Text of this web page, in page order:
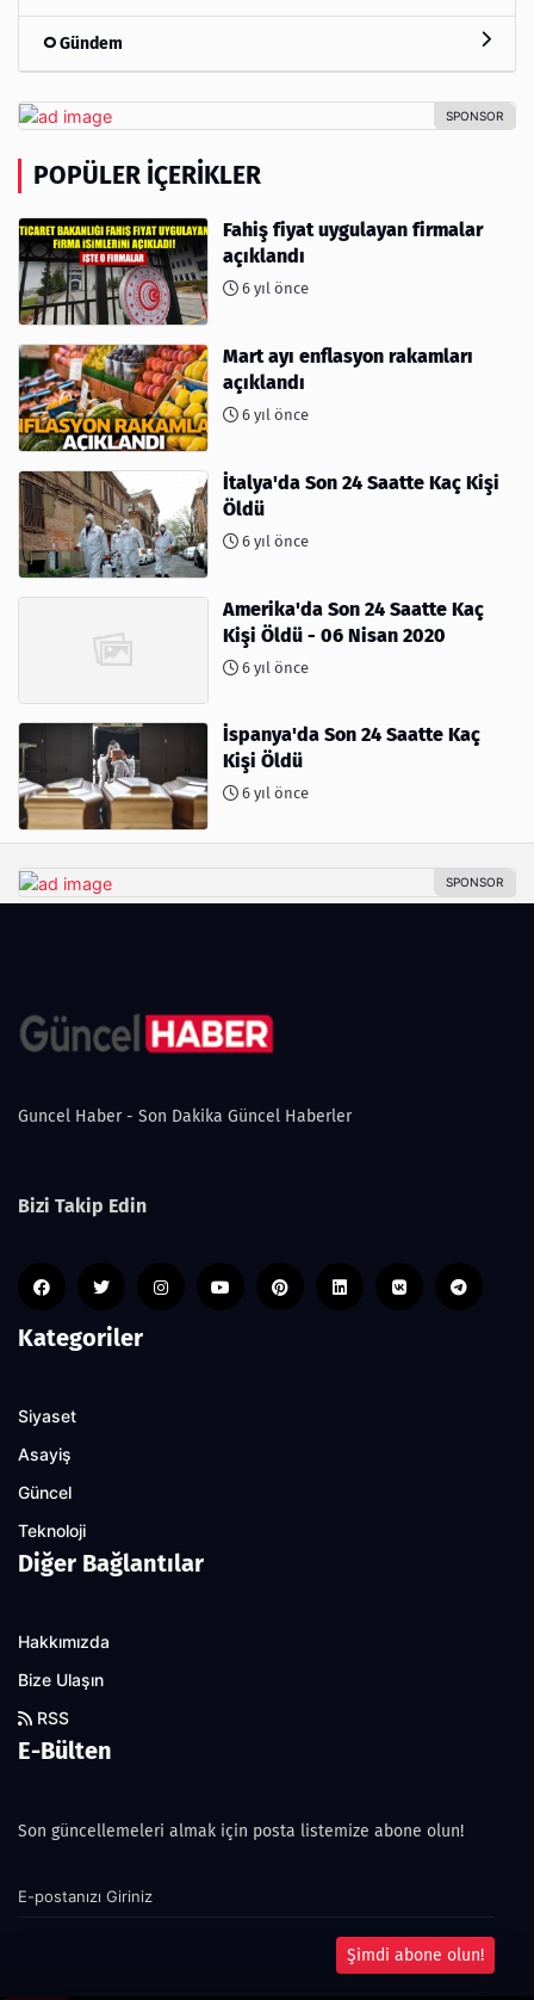
Gündem
POPÜLER İÇERIKLER
Fahiş fiyat uygulayan firmalar
açıklandı
6 yıl önce
Mart ayı enflasyon rakamları
açıklandı
6 yıl önce
İtalya'da Son 24 Saatte Kaç Kişi
Öldü
6 yıl önce
Amerika'da Son 24 Saatte Kaç
Kişi Öldü - 06 Nisan 2020
6 yıl önce
İspanya'da Son 24 Saatte Kaç
Kişi Öldü
6 yıl önce
Guncel Haber - Son Dakika Güncel Haberler
Bizi Takip Edin
Kategoriler
Siyaset
Asayiş
Güncel
Teknoloji
Diğer Bağlantılar
Hakkımızda
Bize Ulaşın
RSS
E-Bülten
Son güncellemeleri almak için posta listemize abone olun!
Şimdi abone olun!